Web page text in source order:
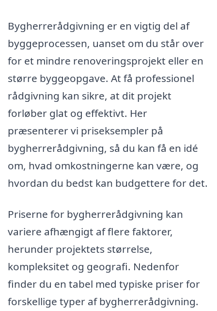
Bygherrerådgivning er en vigtig del af
byggeprocessen, uanset om du står over
for et mindre renoveringsprojekt eller en
større byggeopgave. At få professionel
rådgivning kan sikre, at dit projekt
forløber glat og effektivt. Her
præsenterer vi priseksempler på
bygherrerådgivning, så du kan få en idé
om, hvad omkostningerne kan være, og
hvordan du bedst kan budgettere for det.
Priserne for bygherrerådgivning kan
variere afhængigt af flere faktorer,
herunder projektets størrelse,
kompleksitet og geografi. Nedenfor
finder du en tabel med typiske priser for
forskellige typer af bygherrerådgivning.